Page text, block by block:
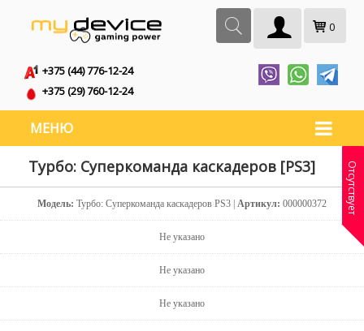
0
+375 (44) 776-12-24
+375 (29) 760-12-24
МЕНЮ
Турбо: Суперкоманда каскадеров [PS3]
Модель: Турбо: Суперкоманда каскадеров PS3 | Артикул: 000000372
Не указано
Не указано
Не указано
Отсутствует